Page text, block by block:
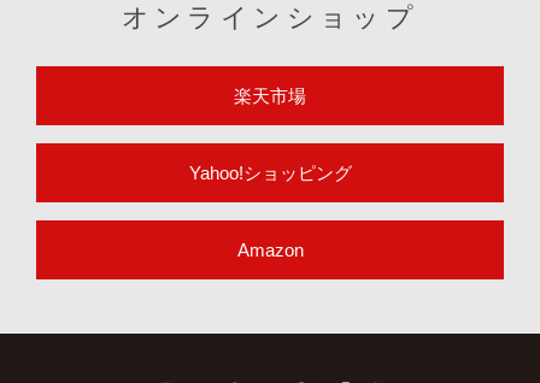
オンラインショップ
楽天市場
Yahoo!ショッピング
Amazon